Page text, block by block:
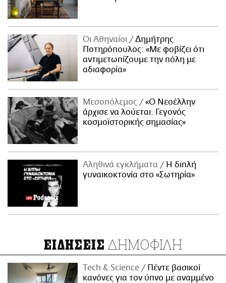
Οι Αθηναίοι
Δημήτρης
Ποτηρόπουλος: «Με φοβίζει ότι
αντιμετωπίζουμε την πόλη με
αδιαφορία»
Μεσοπόλεμος
«Ο Νεοέλλην
άρχισε να λούεται. Γεγονός
κοσμοϊστορικής σημασίας»
Αληθινά εγκλήματα
Η διπλή
γυναικοκτονία στο «Σωτηρία»
ΕΙΔΗΣΕΙΣ ΔΗΜΟΦΙΛΗ
Τech & Science
Πέντε βασικοί
κανόνες για τον ύπνο με αναμμένο